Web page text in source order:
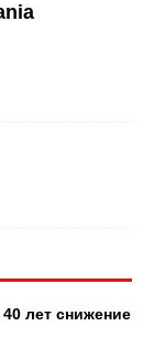
лет снижение